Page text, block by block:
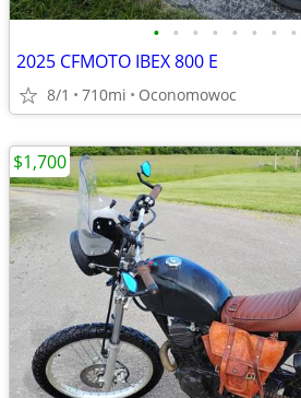
• • • • • • • •
2025 CFMOTO IBEX 800 E
8/1 710mi Oconomowoc
$1,700